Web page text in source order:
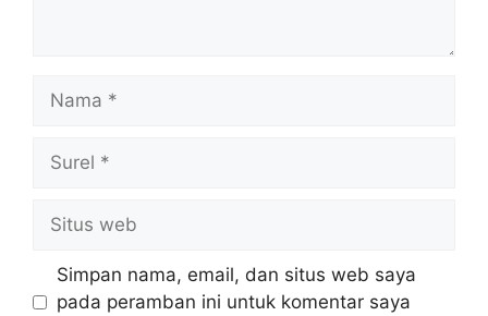
web
Simpan nama, email, dan situs web saya
pada peramban ini untuk komentar saya